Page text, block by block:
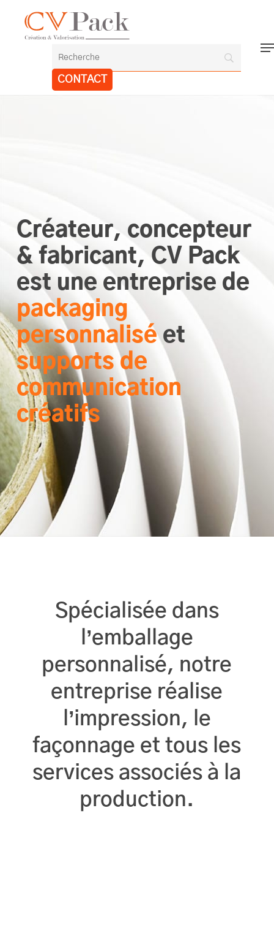
CONTACT
Créateur, concepteur
& fabricant, CV Pack
est une entreprise de
packaging
personnaliséet
supports de
communication
créatifs
Spécialisée dans
l’emballage
personnalisé, notre
entreprise réalise
l’impression, le
façonnage et tous les
services associés à la
production.
Menu